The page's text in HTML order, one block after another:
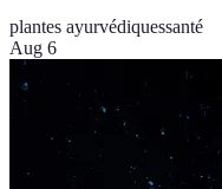
plantes ayurvédiquessanté
Aug 6